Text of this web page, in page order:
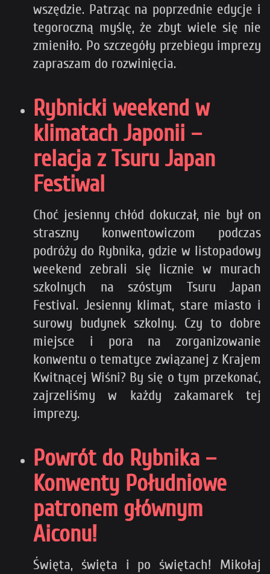
wszędzie. Patrząc na poprzednie edycje i
tegoroczną myślę, że zbyt wiele się nie
zmieniło. Po szczegóły przebiegu imprezy
zapraszam do rozwinięcia.
Rybnicki weekend w
klimatach Japonii –
relacja z Tsuru Japan
Festiwal
Choć jesienny chłód dokuczał, nie był on
straszny konwentowiczom podczas
podróży do Rybnika, gdzie w listopadowy
weekend zebrali się licznie w murach
szkolnych na szóstym Tsuru Japan
Festival. Jesienny klimat, stare miasto i
surowy budynek szkolny. Czy to dobre
miejsce i pora na zorganizowanie
konwentu o tematyce związanej z Krajem
Kwitnącej Wiśni? By się o tym przekonać,
zajrzeliśmy w każdy zakamarek tej
imprezy.
Powrót do Rybnika –
Konwenty Południowe
patronem głównym
Aiconu!
Święta, święta i po świętach! Mikołaj